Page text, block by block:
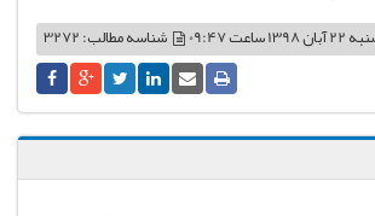
شناسه مطالب: 3272 ساعت 09:47